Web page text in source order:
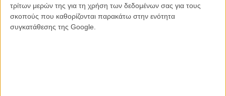
τρίτων μερών της για τη χρήση των δεδομένων σας για τους
σκοπούς που καθορίζονται παρακάτω στην ενότητα
συγκατάθεσης της Google.